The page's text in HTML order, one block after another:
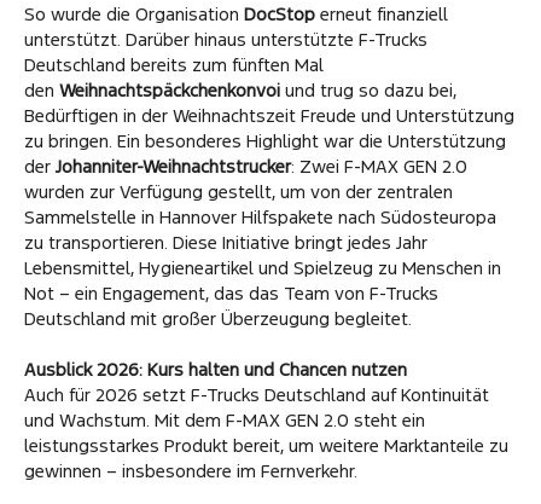
So wurde die Organisation DocStop erneut finanziell
unterstützt. Darüber hinaus unterstützte F-Trucks
Deutschland bereits zum fünften Mal
den Weihnachtspäckchenkonvoi und trug so dazu bei,
Bedürftigen in der Weihnachtszeit Freude und Unterstützung
zu bringen. Ein besonderes Highlight war die Unterstützung
der Johanniter-Weihnachtstrucker: Zwei F-MAX GEN 2.0
wurden zur Verfügung gestellt, um von der zentralen
Sammelstelle in Hannover Hilfspakete nach Südosteuropa
zu transportieren. Diese Initiative bringt jedes Jahr
Lebensmittel, Hygieneartikel und Spielzeug zu Menschen in
Not – ein Engagement, das das Team von F-Trucks
Deutschland mit großer Überzeugung begleitet.
Ausblick 2026: Kurs halten und Chancen nutzen
Auch für 2026 setzt F-Trucks Deutschland auf Kontinuität
und Wachstum. Mit dem F-MAX GEN 2.0 steht ein
leistungsstarkes Produkt bereit, um weitere Marktanteile zu
gewinnen – insbesondere im Fernverkehr.